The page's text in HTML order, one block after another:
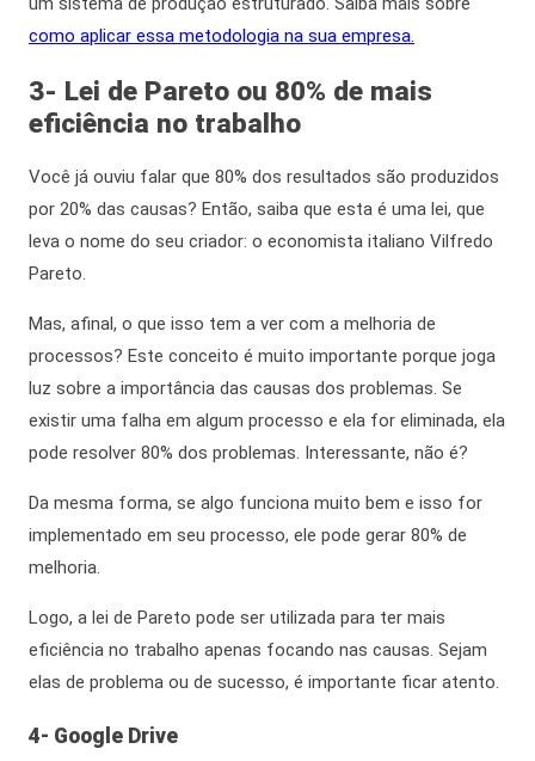
como aplicar essa metodologia na sua empresa.
3- Lei de Pareto ou 80% de mais
eficiência no trabalho
Você já ouviu falar que 80% dos resultados são produzidos
por 20% das causas? Então, saiba que esta é uma lei, que
leva o nome do seu criador: o economista italiano Vilfredo
Pareto.
Mas, afinal, o que isso tem a ver com a melhoria de
processos? Este conceito é muito importante porque joga
luz sobre a importância das causas dos problemas. Se
existir uma falha em algum processo e ela for eliminada, ela
pode resolver 80% dos problemas. Interessante, não é?
Da mesma forma, se algo funciona muito bem e isso for
implementado em seu processo, ele pode gerar 80% de
melhoria.
Logo, a lei de Pareto pode ser utilizada para ter mais
eficiência no trabalho apenas focando nas causas. Sejam
elas de problema ou de sucesso, é importante ficar atento.
4- Google Drive